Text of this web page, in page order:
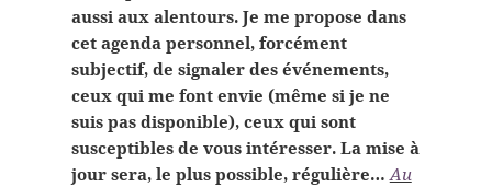
aussi aux alentours. Je me propose dans
cet agenda personnel, forcément
subjectif, de signaler des événements,
ceux qui me font envie (même si je ne
suis pas disponible), ceux qui sont
susceptibles de vous intéresser. La mise à
jour sera, le plus possible, régulière… Au